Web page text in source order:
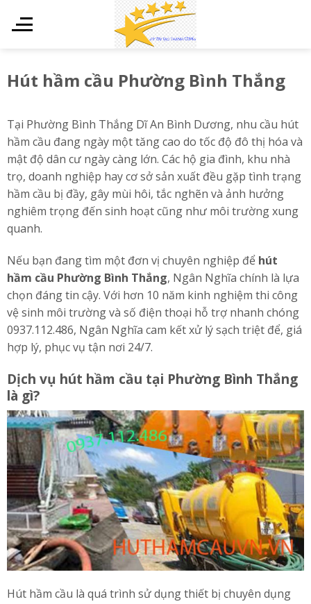
Hút hầm cầu Phường Bình Thắng
Tại Phường Bình Thắng Dĩ An Bình Dương, nhu cầu hút
hầm cầu đang ngày một tăng cao do tốc độ đô thị hóa và
mật độ dân cư ngày càng lớn. Các hộ gia đình, khu nhà
trọ, doanh nghiệp hay cơ sở sản xuất đều gặp tình trạng
hầm cầu bị đầy, gây mùi hôi, tắc nghẽn và ảnh hưởng
nghiêm trọng đến sinh hoạt cũng như môi trường xung
quanh.
Nếu bạn đang tìm một đơn vị chuyên nghiệp để hút
hầm cầu Phường Bình Thắng, Ngân Nghĩa chính là lựa
chọn đáng tin cậy. Với hơn 10 năm kinh nghiệm thi công
vệ sinh môi trường và số điện thoại hỗ trợ nhanh chóng
0937.112.486, Ngân Nghĩa cam kết xử lý sạch triệt để, giá
hợp lý, phục vụ tận nơi 24/7.
Dịch vụ hút hầm cầu tại Phường Bình Thắng
là gì?
Hút hầm cầu là quá trình sử dụng thiết bị chuyên dụng